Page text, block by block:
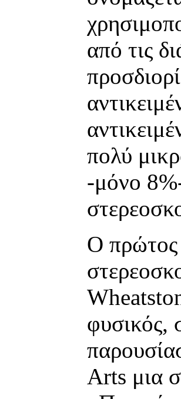
από τις
πολύ
-μόνο
Ο πρώτος
φυσικός,
Arts μια